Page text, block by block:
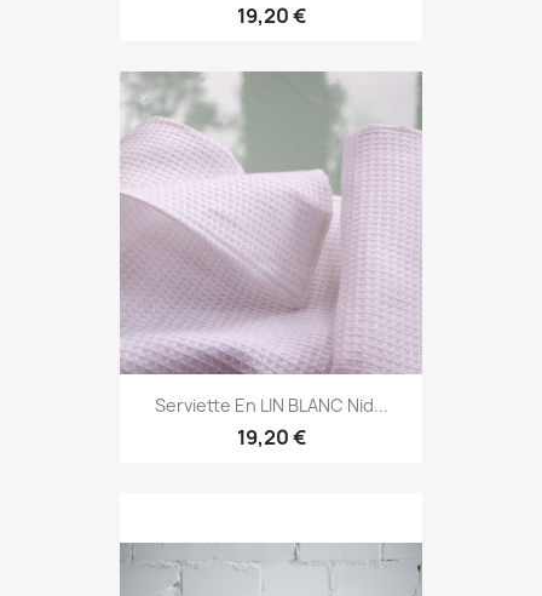
19,20 €
Serviette En LIN BLANC Nid...
19,20 €